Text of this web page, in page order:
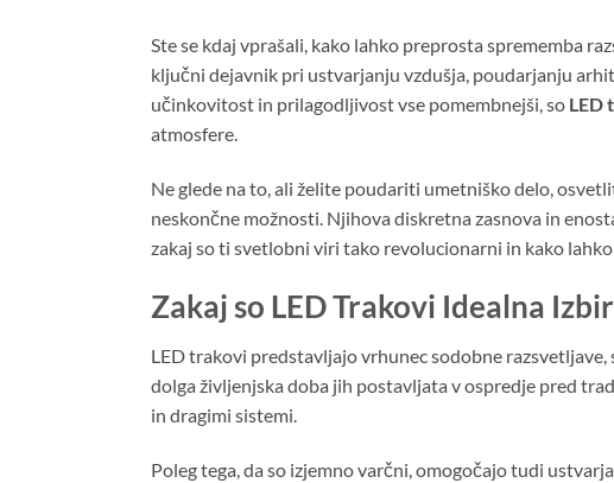
Ste se kdaj vprašali, kako lahko preprosta sprememba
ključni dejavnik pri ustvarjanju vzdušja, poudarjanju
učinkovitost in prilagodljivost vse pomembnejši, so LED
atmosfere.
Ne glede na to, ali želite poudariti umetniško delo,
neskončne možnosti. Njihova diskretna zasnova in
zakaj so ti svetlobni viri tako revolucionarni in kako
Zakaj so LED Trakovi Idealna
LED trakovi predstavljajo vrhunec sodobne
dolga življenjska doba jih postavljata v ospredje pred
in dragimi sistemi.
Poleg tega, da so izjemno varčni, omogočajo tudi